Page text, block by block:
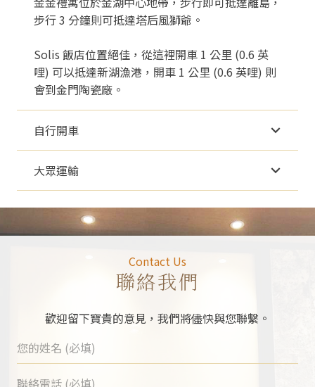
步行 3 分鐘則可抵達塔后風獅爺。
Solis 飯店位置絕佳，從這裡開車 1 公里 (0.6 英
哩) 可以抵達新湖漁港，開車 1 公里 (0.6 英哩) 則
會到金門陶瓷廠。
自行開車
大眾運輸
Contact Us
聯絡我們
歡迎留下寶貴的意見，我們將儘快與您聯繫。